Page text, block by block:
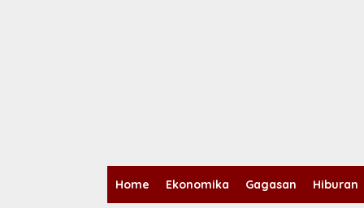
Home Ekonomika Gagasan Hiburan